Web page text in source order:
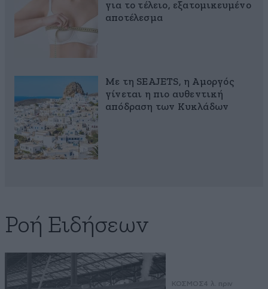
για το τέλειο, εξατομικευμένο
αποτέλεσμα
Με τη SEAJETS, η Αμοργός
γίνεται η πιο αυθεντική
απόδραση των Κυκλάδων
Ροή Ειδήσεων
ΚΟΣΜΟΣ4 λ. πριν